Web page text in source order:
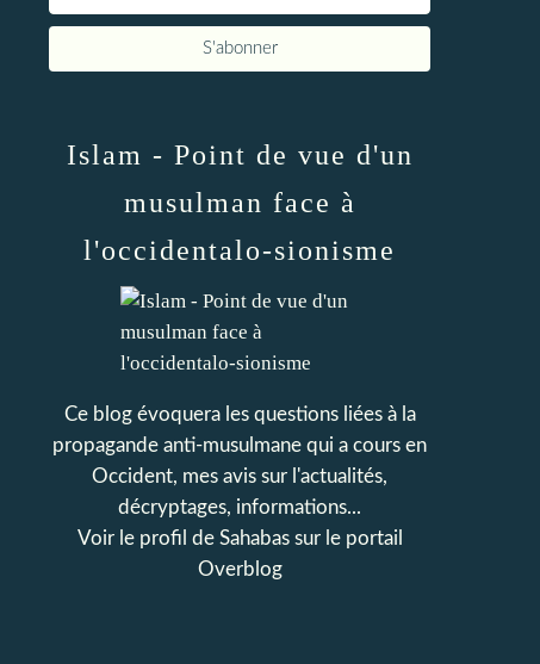
Islam - Point de vue d'un
musulman face à
l'occidentalo-sionisme
Ce blog évoquera les questions liées à la
propagande anti-musulmane qui a cours en
Occident, mes avis sur l'actualités,
décryptages, informations...
Voir le profil de Sahabassur le portail
Overblog